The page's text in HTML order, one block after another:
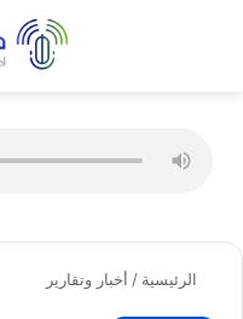
الرئيسية / أخبار وتقارير